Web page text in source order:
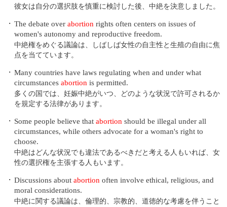
彼女は自分の選択肢を慎重に検討した後、中絶を決意しました。
・ The debate over abortion rights often centers on issues of
women's autonomy and reproductive freedom.
中絶権をめぐる議論は、しばしば女性の自主性と生殖の自由に焦
点を当てています。
・ Many countries have laws regulating when and under what
circumstances abortion is permitted.
多くの国では、妊娠中絶がいつ、どのような状況で許可されるか
を規定する法律があります。
・ Some people believe that abortion should be illegal under all
circumstances, while others advocate for a woman's right to
choose.
中絶はどんな状況でも違法であるべきだと考える人もいれば、女
性の選択権を主張する人もいます。
・ Discussions about abortion often involve ethical, religious, and
moral considerations.
中絶に関する議論は、倫理的、宗教的、道徳的な考慮を伴うこと